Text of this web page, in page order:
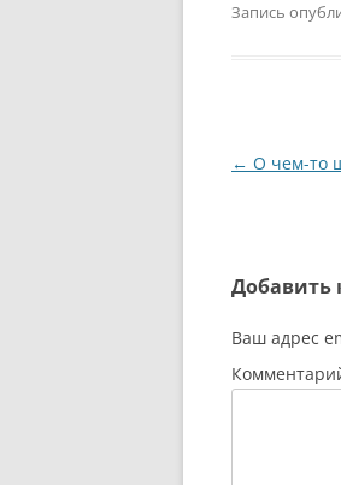
Запись
Навигация
← О чем-то
Добавить
Ваш адрес